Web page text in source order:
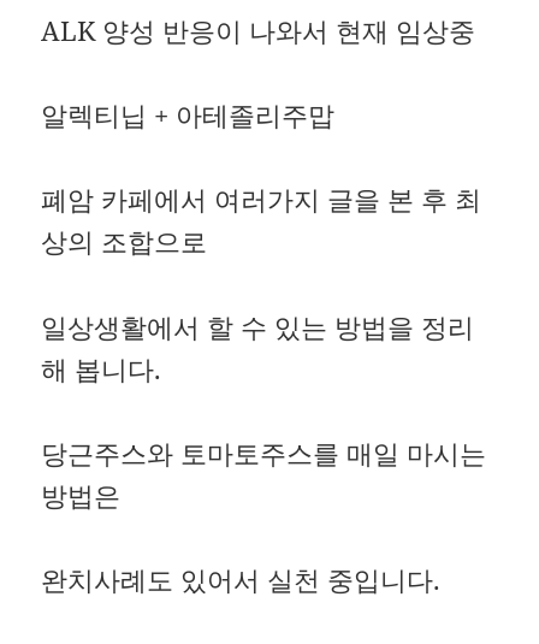
ALK 양성 반응이 나와서 현재 임상중
알렉티닙 + 아테졸리주맙
폐암 카페에서 여러가지 글을 본 후 최
상의 조합으로
일상생활에서 할 수 있는 방법을 정리
해 봅니다.
당근주스와 토마토주스를 매일 마시는
방법은
완치사례도 있어서 실천 중입니다.